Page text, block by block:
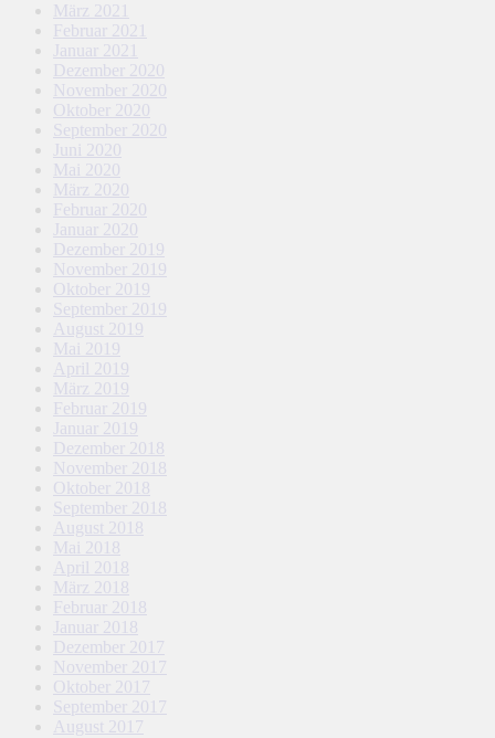
März 2021
Februar 2021
Januar 2021
Dezember 2020
November 2020
Oktober 2020
September 2020
Juni 2020
Mai 2020
März 2020
Februar 2020
Januar 2020
Dezember 2019
November 2019
Oktober 2019
September 2019
August 2019
Mai 2019
April 2019
März 2019
Februar 2019
Januar 2019
Dezember 2018
November 2018
Oktober 2018
September 2018
August 2018
Mai 2018
April 2018
März 2018
Februar 2018
Januar 2018
Dezember 2017
November 2017
Oktober 2017
September 2017
August 2017